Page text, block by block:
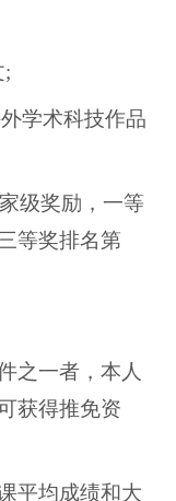
学术科技作品
级奖励，一等
等奖排名第
一者，本人
获得推免资
均成绩和大